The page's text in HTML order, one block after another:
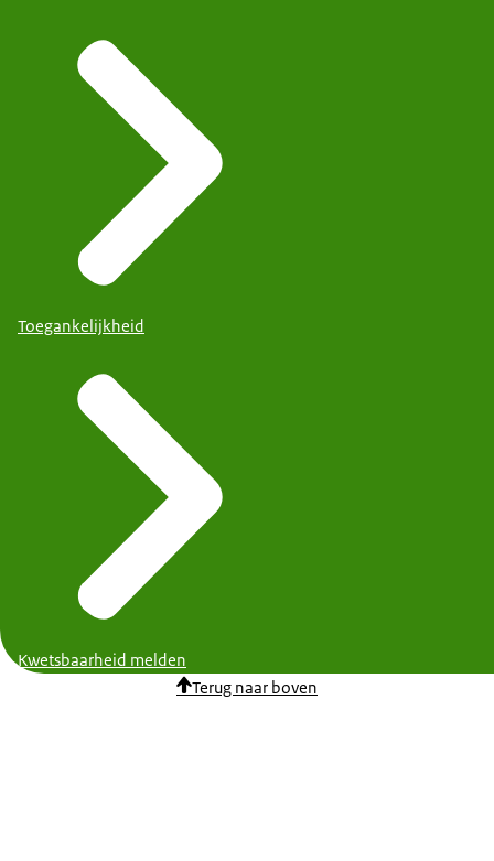
Toegankelijkheid
Kwetsbaarheid melden
Terug naar boven